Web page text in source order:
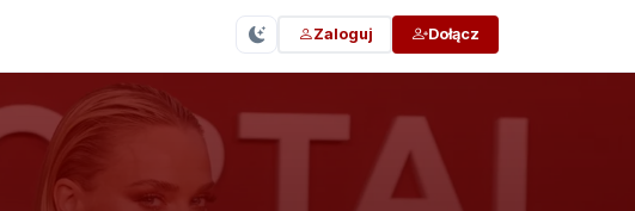
Zaloguj Dołącz